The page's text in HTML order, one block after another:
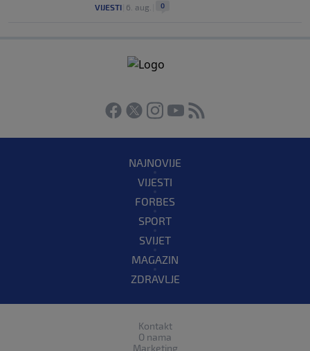
VIJESTI 6. aug. 0
NAJNOVIJE
VIJESTI
FORBES
SPORT
SVIJET
MAGAZIN
ZDRAVLJE
Kontakt
O nama
Marketing